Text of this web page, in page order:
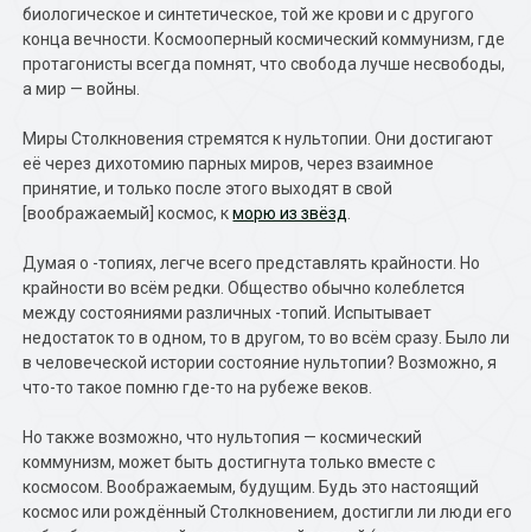
биологическое и синтетическое, той же крови и с другого
конца вечности. Космооперный космический коммунизм, где
протагонисты всегда помнят, что свобода лучше несвободы,
а мир — войны.
Миры Столкновения стремятся к нультопии. Они достигают
её через дихотомию парных миров, через взаимное
принятие, и только после этого выходят в свой
[воображаемый] космос, кморю из звёзд
Думая о -топиях, легче всего представлять крайности. Но
крайности во всём редки. Общество обычно колеблется
между состояниями различных -топий. Испытывает
недостаток то в одном, то в другом, то во всём сразу. Было ли
в человеческой истории состояние нультопии? Возможно, я
что-то такое помню где-то на рубеже веков.
Но также возможно, что нультопия — космический
коммунизм, может быть достигнута только вместе с
космосом. Воображаемым, будущим. Будь это настоящий
космос или рождённый Столкновением, достигли ли люди его